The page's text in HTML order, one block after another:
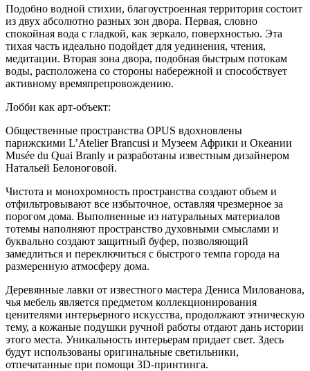
Подобно водной стихии, благоустроенная территория состоит
из двух абсолютно разных зон двора. Первая, словно
спокойная вода с гладкой, как зеркало, поверхностью. Эта
тихая часть идеально подойдет для уединения, чтения,
медитации. Вторая зона двора, подобная быстрым потокам
воды, расположена со стороны набережной и способствует
активному времяпрепровождению.
Лобби как арт-объект:
Общественные пространства OPUS вдохновлены
парижскими L’Atelier Brancusi и Музеем Африки и Океании
Musée du Quai Branly и разработаны известным дизайнером
Натальей Белоноговой.
Чистота и монохромность пространства создают объем и
отфильтровывают все избыточное, оставляя чрезмерное за
порогом дома. Выполненные из натуральных материалов
тотемы наполняют пространство духовными смыслами и
буквально создают защитный буфер, позволяющий
замедлиться и переключиться с быстрого темпа города на
размеренную атмосферу дома.
Деревянные лавки от известного мастера Дениса Милованова,
чья мебель является предметом коллекционирования
ценителями интерьерного искусства, продолжают этническую
тему, а кожаные подушки ручной работы отдают дань истории
этого места. Уникальность интерьерам придает свет. Здесь
будут использованы оригинальные светильники,
отпечатанные при помощи 3D-принтинга.